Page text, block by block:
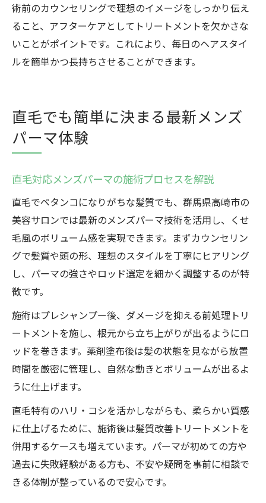
術前のカウンセリングで理想のイメージをしっかり伝え
ること、アフターケアとしてトリートメントを欠かさな
いことがポイントです。これにより、毎日のヘアスタイ
ルを簡単かつ長持ちさせることができます。
直毛でも簡単に決まる最新メンズ
パーマ体験
直毛対応メンズパーマの施術プロセスを解説
直毛でペタンコになりがちな髪質でも、群馬県高崎市の
美容サロンでは最新のメンズパーマ技術を活用し、くせ
毛風のボリューム感を実現できます。まずカウンセリン
グで髪質や頭の形、理想のスタイルを丁寧にヒアリング
し、パーマの強さやロッド選定を細かく調整するのが特
徴です。
施術はプレシャンプー後、ダメージを抑える前処理トリ
ートメントを施し、根元から立ち上がりが出るようにロ
ッドを巻きます。薬剤塗布後は髪の状態を見ながら放置
時間を厳密に管理し、自然な動きとボリュームが出るよ
うに仕上げます。
直毛特有のハリ・コシを活かしながらも、柔らかい質感
に仕上げるために、施術後は髪質改善トリートメントを
併用するケースも増えています。パーマが初めての方や
過去に失敗経験がある方も、不安や疑問を事前に相談で
きる体制が整っているので安心です。